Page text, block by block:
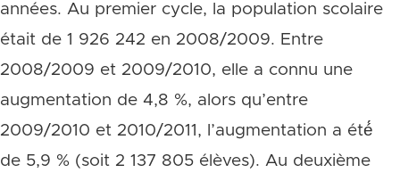
années. Au premier cycle, la population scolaire
était de 1 926 242 en 2008/2009. Entre
2008/2009 et 2009/2010, elle a connu une
augmentation de 4,8 %, alors qu’entre
2009/2010 et 2010/2011, l’augmentation a été́
de 5,9 % (soit 2 137 805 élèves). Au deuxième